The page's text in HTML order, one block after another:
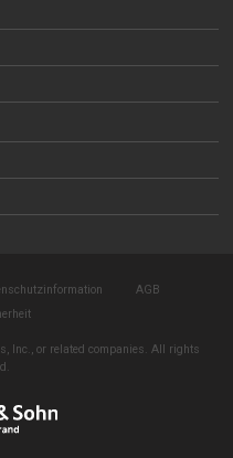
AGB
Inc., or related companies. All rights